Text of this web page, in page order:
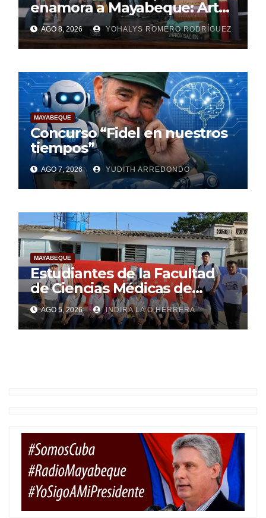
enamora a Mayabeque: Arte,
poesía y amor en la Semana
Mundial de la Lactancia
Materna
AGO 8, 2026 YOHALYS ROMERO RODRÍGUEZ
MAYABEQUE
Concurso “Fidel en nuestros
tiempos”
AGO 7, 2026 YUDITH ARREDONDO
MAYABEQUE
Estudiantes de la Facultad
de Ciencias Médicas de
Mayabeque realizan
pesquisa
AGO 5, 2026 INDIRA LA O HERRERA